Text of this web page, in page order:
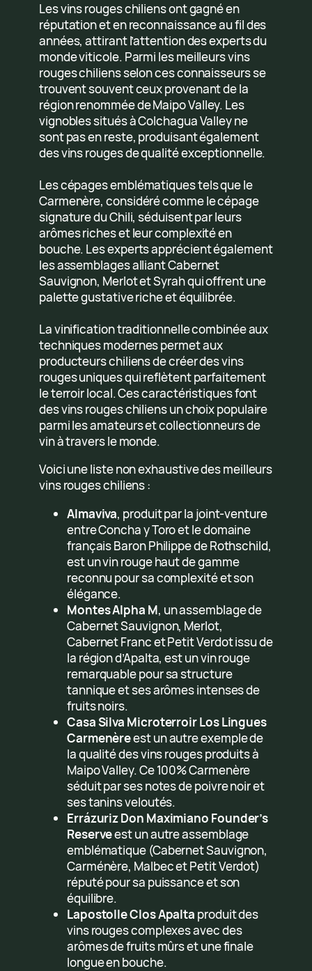
Les vins rouges chiliens ont gagné en
réputation et en reconnaissance au fil des
années, attirant l’attention des experts du
monde viticole. Parmi les meilleurs vins
rouges chiliens selon ces connaisseurs se
trouvent souvent ceux provenant de la
région renommée de Maipo Valley. Les
vignobles situés à Colchagua Valley ne
sont pas en reste, produisant également
des vins rouges de qualité exceptionnelle.
Les cépages emblématiques tels que le
Carmenère, considéré comme le cépage
signature du Chili, séduisent par leurs
arômes riches et leur complexité en
bouche. Les experts apprécient également
les assemblages alliant Cabernet
Sauvignon, Merlot et Syrah qui offrent une
palette gustative riche et équilibrée.
La vinification traditionnelle combinée aux
techniques modernes permet aux
producteurs chiliens de créer des vins
rouges uniques qui reflètent parfaitement
le terroir local. Ces caractéristiques font
des vins rouges chiliens un choix populaire
parmi les amateurs et collectionneurs de
vin à travers le monde.
Voici une liste non exhaustive des meilleurs
vins rouges chiliens :
Almaviva, produit par la joint-venture
entre Concha y Toro et le domaine
français Baron Philippe de Rothschild,
est un vin rouge haut de gamme
reconnu pour sa complexité et son
élégance.
Montes Alpha M, un assemblage de
Cabernet Sauvignon, Merlot,
Cabernet Franc et Petit Verdot issu de
la région d’Apalta, est un vin rouge
remarquable pour sa structure
tannique et ses arômes intenses de
fruits noirs.
Casa Silva Microterroir Los Lingues
Carmenèreest un autre exemple de
la qualité des vins rouges produits à
Maipo Valley. Ce 100% Carmenère
séduit par ses notes de poivre noir et
ses tanins veloutés.
Errázuriz Don Maximiano Founder’s
Reserveest un autre assemblage
emblématique (Cabernet Sauvignon,
Carménère, Malbec et Petit Verdot)
réputé pour sa puissance et son
équilibre.
Lapostolle Clos Apalta produit des
vins rouges complexes avec des
arômes de fruits mûrs et une finale
longue en bouche.